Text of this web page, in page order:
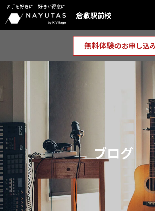
苦手を好きに 好きが得意に
倉敷駅前校
ブログ